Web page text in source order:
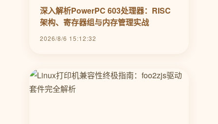
深入解析PowerPC 603处理器：RISC
架构、寄存器组与内存管理实战
2026/8/6 15:12:32